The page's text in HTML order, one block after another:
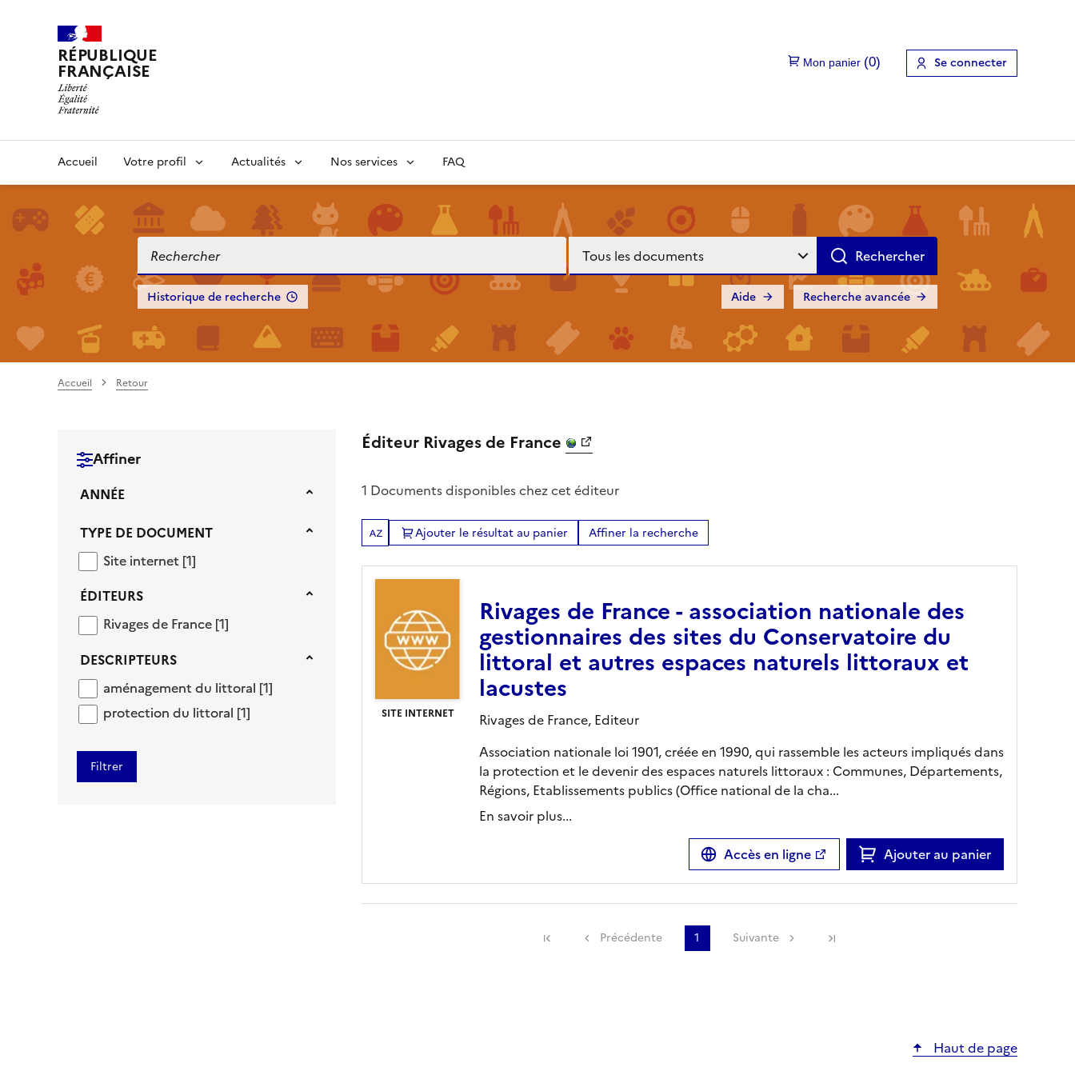
RÉPUBLIQUE
FRANÇAISE Se connecter
Accueil Votre profil Actualités Nos services FAQ
Historique de recherche Recherche avancée
Aide
Accueil Retour
Affiner
Année
ANNÉE
Type de document
TYPE DE DOCUMENT
Site internet
Site internet [1]
Éditeurs
ÉDITEURS
Rivages de France
Rivages de France [1]
Descripteurs
DESCRIPTEURS
aménagement du littoral
aménagement du littoral [1]
protection du littoral
protection du littoral [1]
Éditeur Rivages de France
1 Documents disponibles chez cet éditeur
Tris disponibles (Ouverture d'une modale)
Ajouter le résultat au panier Affiner la recherche
SITE INTERNET
Rivages de France - association nationale des
gestionnaires des sites du Conservatoire du
littoral et autres espaces naturels littoraux et
lacustes
Rivages de France, Editeur
Association nationale loi 1901, créée en 1990, qui rassemble les acteurs impliqués dans
la protection et le devenir des espaces naturels littoraux : Communes, Départements,
Régions, Etablissements publics (Office national de la cha...
En savoir plus...
Accès en ligne
Ajouter au panier
Précédente 1 Suivante
Haut de page